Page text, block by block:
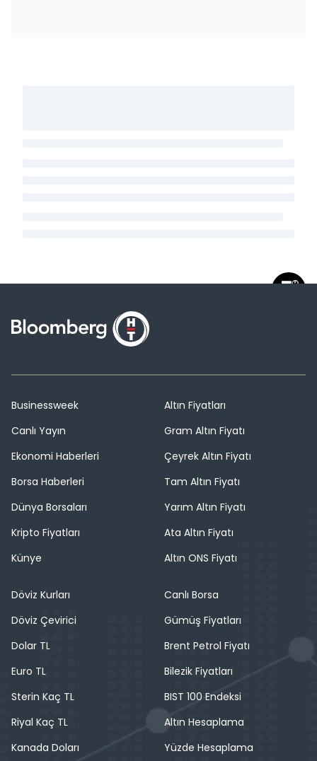
Businessweek
Canlı Yayın
Ekonomi Haberleri
Borsa Haberleri
Dünya Borsaları
Kripto Fiyatları
Künye
Altın Fiyatları
Gram Altın Fiyatı
Çeyrek Altın Fiyatı
Tam Altın Fiyatı
Yarım Altın Fiyatı
Ata Altın Fiyatı
Altın ONS Fiyatı
Döviz Kurları
Döviz Çevirici
Dolar TL
Euro TL
Sterin Kaç TL
Riyal Kaç TL
Kanada Doları
Canlı Borsa
Gümüş Fiyatları
Brent Petrol Fiyatı
Bilezik Fiyatları
BIST 100 Endeksi
Altın Hesaplama
Yüzde Hesaplama